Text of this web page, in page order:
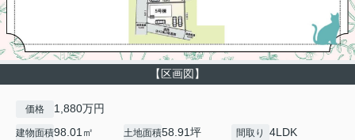
【区画図】
価格 1,880万円
建物面積98.01㎡ 土地面積58.91坪
間取り 4LDK